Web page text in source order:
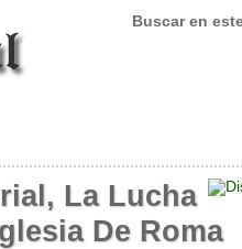
Buscar en
La Lucha
De Roma